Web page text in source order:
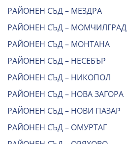
РАЙОНЕН СЪД – МЕЗДРА
РАЙОНЕН СЪД – МОМЧИЛГРАД
РАЙОНЕН СЪД – МОНТАНА
РАЙОНЕН СЪД – НЕСЕБЪР
РАЙОНЕН СЪД – НИКОПОЛ
РАЙОНЕН СЪД – НОВА ЗАГОРА
РАЙОНЕН СЪД – НОВИ ПАЗАР
РАЙОНЕН СЪД – ОМУРТАГ